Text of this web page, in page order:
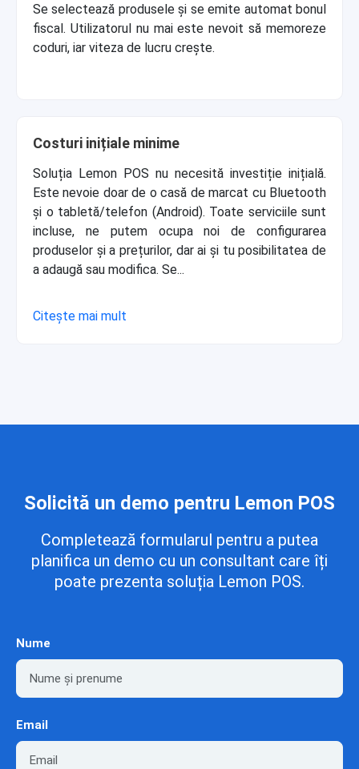
Se selectează produsele și se emite automat bonul
fiscal. Utilizatorul nu mai este nevoit să memoreze
coduri, iar viteza de lucru crește.
Costuri inițiale minime
Soluția Lemon POS nu necesită investiție inițială.
Este nevoie doar de o casă de marcat cu Bluetooth
și o tabletă/telefon (Android). Toate serviciile sunt
incluse, ne putem ocupa noi de configurarea
produselor și a prețurilor, dar ai și tu posibilitatea de
a adaugă sau modifica. Se...
Citește mai mult
Solicită un demo pentru Lemon POS
Completează formularul pentru a putea
planifica un demo cu un consultant care îți
poate prezenta soluția Lemon POS.
Nume
Email